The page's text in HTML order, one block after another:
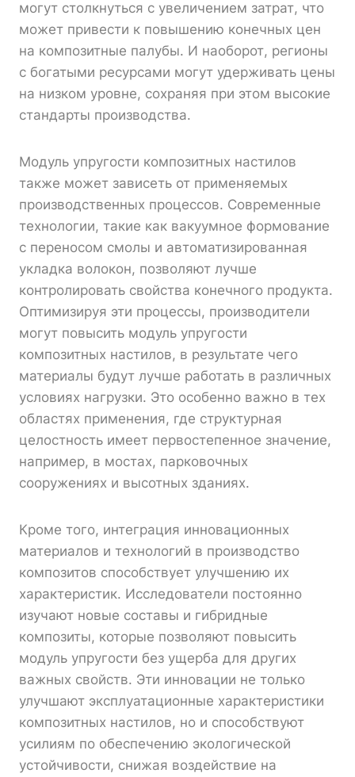
могут столкнуться с увеличением затрат, что
может привести к повышению конечных цен
на композитные палубы. И наоборот, регионы
с богатыми ресурсами могут удерживать цены
на низком уровне, сохраняя при этом высокие
стандарты производства.
Модуль упругости композитных настилов
также может зависеть от применяемых
производственных процессов. Современные
технологии, такие как вакуумное формование
с переносом смолы и автоматизированная
укладка волокон, позволяют лучше
контролировать свойства конечного продукта.
Оптимизируя эти процессы, производители
могут повысить модуль упругости
композитных настилов, в результате чего
материалы будут лучше работать в различных
условиях нагрузки. Это особенно важно в тех
областях применения, где структурная
целостность имеет первостепенное значение,
например, в мостах, парковочных
сооружениях и высотных зданиях.
Кроме того, интеграция инновационных
материалов и технологий в производство
композитов способствует улучшению их
характеристик. Исследователи постоянно
изучают новые составы и гибридные
композиты, которые позволяют повысить
модуль упругости без ущерба для других
важных свойств. Эти инновации не только
улучшают эксплуатационные характеристики
композитных настилов, но и способствуют
усилиям по обеспечению экологической
устойчивости, снижая воздействие на